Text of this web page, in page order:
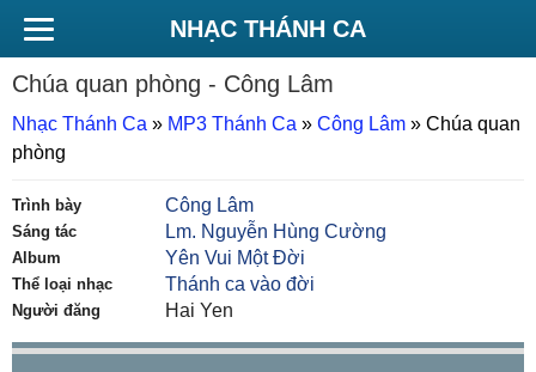
NHẠC THÁNH CA
Chúa quan phòng - Công Lâm
Nhạc Thánh Ca » MP3 Thánh Ca » Công Lâm » Chúa quan
phòng
Trình bày Công Lâm
Sáng tác Lm. Nguyễn Hùng Cường
Album Yên Vui Một Đời
Thể loại nhạc Thánh ca vào đời
Người đăng Hai Yen